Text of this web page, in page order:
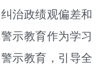
治政绩观偏差和
示教育作为学习
示教育，引导全